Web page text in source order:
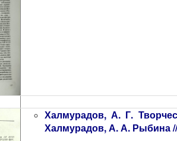
Халмурадов, А. Г.
Халмурадов, А. А. Рыбина